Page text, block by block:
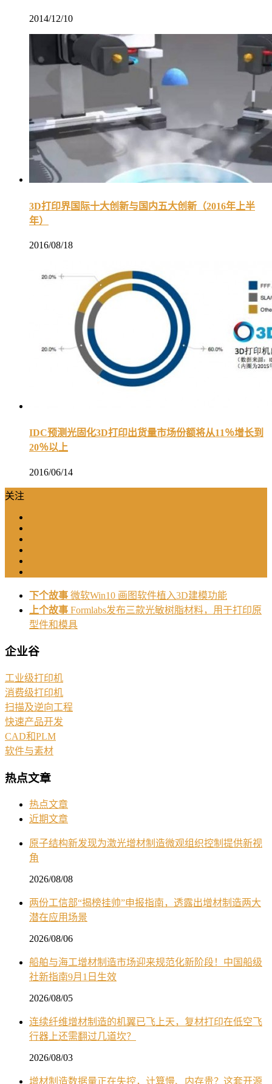
2014/12/10
3D打印界国际十大创新与国内五大创新（2016年上半
年）
2016/08/18
IDC预测光固化3D打印出货量市场份额将从11％增长到
20％以上
2016/06/14
关注
下个故事 微软Win10 画图软件植入3D建模功能
上个故事 Formlabs发布三款光敏树脂材料，用于打印原
型件和模具
企业谷
工业级打印机
消费级打印机
扫描及逆向工程
快速产品开发
CAD和PLM
软件与素材
热点文章
热点文章
近期文章
原子结构新发现为激光增材制造微观组织控制提供新视
角
2026/08/08
两份工信部“揭榜挂帅”申报指南，透露出增材制造两大
潜在应用场景
2026/08/06
船舶与海工增材制造市场迎来规范化新阶段！中国船级
社新指南9月1日生效
2026/08/05
连续纤维增材制造的机翼已飞上天，复材打印在低空飞
行器上还需翻过几道坎？
2026/08/03
增材制造数据量正在失控，计算慢、内存贵？这套开源